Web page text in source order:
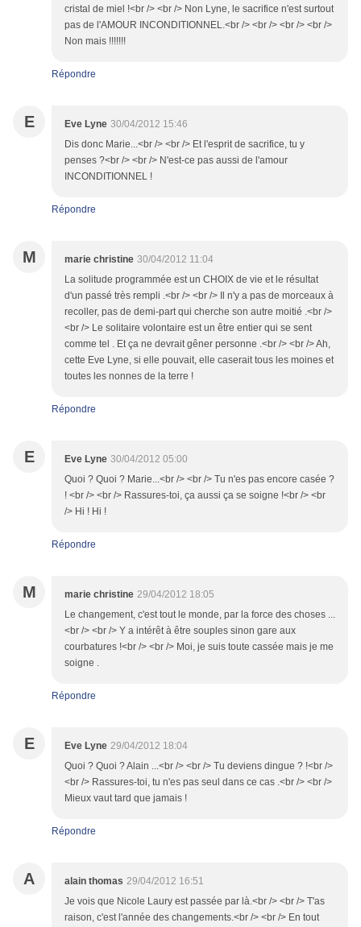
cristal de miel !<br /> <br /> Non Lyne, le sacrifice n'est surtout
pas de l'AMOUR INCONDITIONNEL.<br /> <br /> <br /> <br />
Non mais !!!!!!!
Répondre
E Eve Lyne 30/04/2012 15:46
Dis donc Marie...<br /> <br /> Et l'esprit de sacrifice, tu y
penses ?<br /> <br /> N'est-ce pas aussi de l'amour
INCONDITIONNEL !
Répondre
M marie christine 30/04/2012 11:04
La solitude programmée est un CHOIX de vie et le résultat
d'un passé très rempli .<br /> <br /> Il n'y a pas de morceaux à
recoller, pas de demi-part qui cherche son autre moitié .<br />
<br /> Le solitaire volontaire est un être entier qui se sent
comme tel . Et ça ne devrait gêner personne .<br /> <br /> Ah,
cette Eve Lyne, si elle pouvait, elle caserait tous les moines et
toutes les nonnes de la terre !
Répondre
E Eve Lyne 30/04/2012 05:00
Quoi ? Quoi ? Marie...<br /> <br /> Tu n'es pas encore casée ?
! <br /> <br /> Rassures-toi, ça aussi ça se soigne !<br /> <br
/> Hi ! Hi !
Répondre
M marie christine 29/04/2012 18:05
Le changement, c'est tout le monde, par la force des choses ...
<br /> <br /> Y a intérêt à être souples sinon gare aux
courbatures !<br /> <br /> Moi, je suis toute cassée mais je me
soigne .
Répondre
E Eve Lyne 29/04/2012 18:04
Quoi ? Quoi ? Alain ...<br /> <br /> Tu deviens dingue ? !<br />
<br /> Rassures-toi, tu n'es pas seul dans ce cas .<br /> <br />
Mieux vaut tard que jamais !
Répondre
A alain thomas 29/04/2012 16:51
Je vois que Nicole Laury est passée par là.<br /> <br /> T'as
raison, c'est l'année des changements.<br /> <br /> En tout